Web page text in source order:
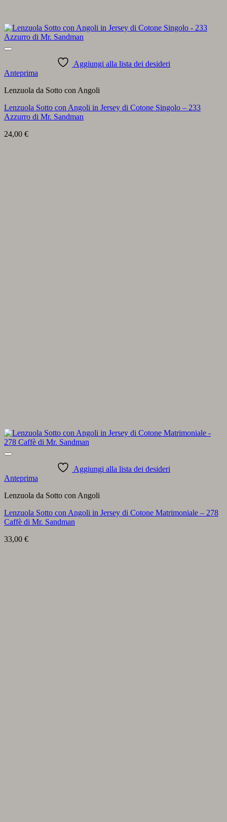
Aggiungi alla lista dei desideri
Anteprima
Lenzuola da Sotto con Angoli
Lenzuola Sotto con Angoli in Jersey di Cotone Singolo – 233
Azzurro di Mr. Sandman
24,00 €
Aggiungi alla lista dei desideri
Anteprima
Lenzuola da Sotto con Angoli
Lenzuola Sotto con Angoli in Jersey di Cotone Matrimoniale – 278
Caffè di Mr. Sandman
33,00 €